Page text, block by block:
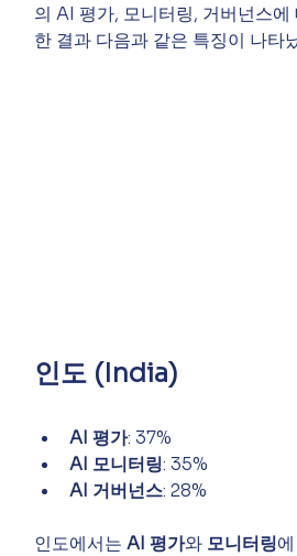
의 AI 평가, 모니터링, 거버넌스에
한 결과 다음과 같은 특징이 나타
인도 (India)
AI 평가: 37%
AI 모니터링: 35%
AI 거버넌스: 28%
인도에서는 AI 평가와 모니터링